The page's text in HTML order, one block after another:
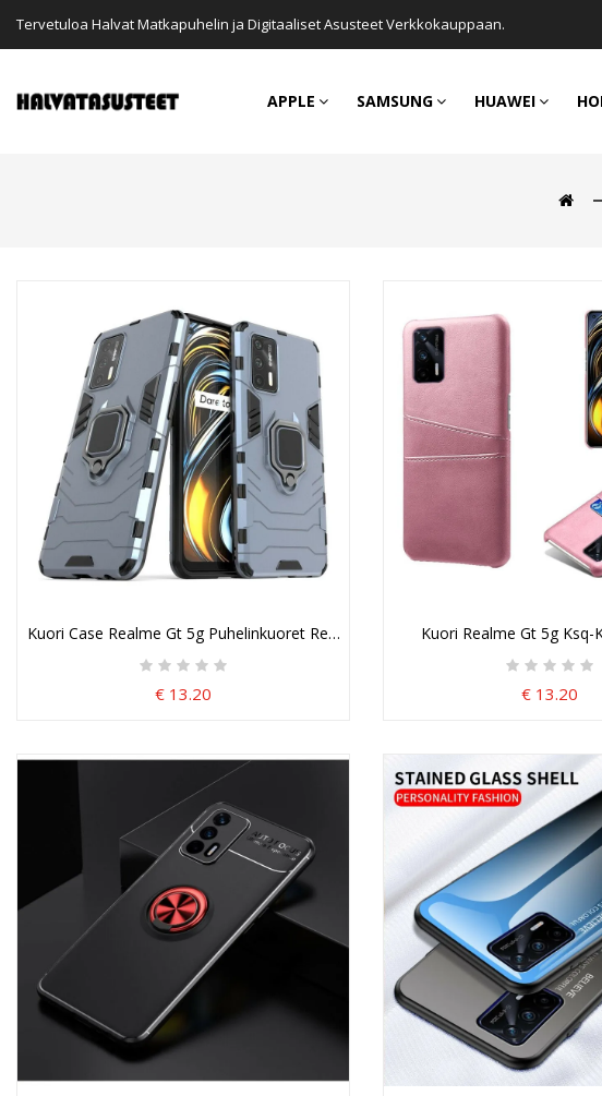
Tervetuloa Halvat Matkapuhelin ja Digitaaliset Asusteet Verkkokauppaan.
APPLE SAMSUNG HUAWEI
Kuori Case Realme Gt 5g Puhelinkuoret Renkaankestävä
€ 13.20
Kuori Realme Gt 5g
€ 13.20